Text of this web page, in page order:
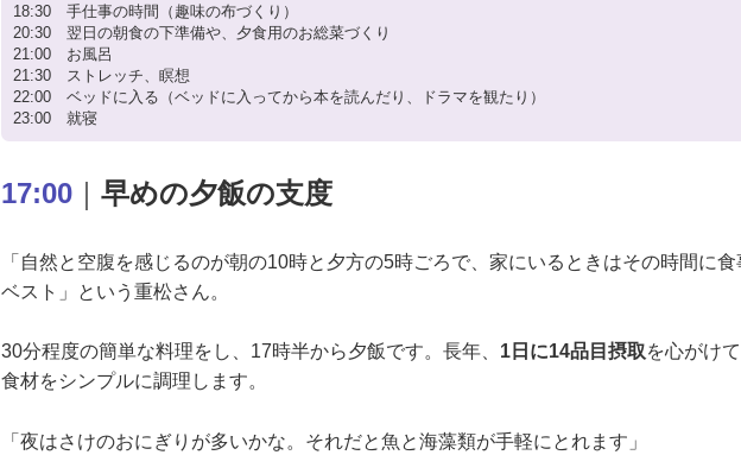
18:30 手仕事の時間（趣味の布づくり）
20:30 翌日の朝食の下準備や、夕食用のお総菜づくり
21:00 お風呂
21:30 ストレッチ、瞑想
22:00 ベッドに入る（ベッドに入ってから本を読んだり、ドラマを観たり）
23:00 就寝
17:00 早めの夕飯の支度
「自然と空腹を感じるのが朝の10時と夕方の5時ごろで、家にいるときはその時間に
ベスト」という重松さん。
30分程度の簡単な料理をし、17時半から夕飯です。長年、 1日に14品目摂取を心がけ
食材をシンプルに調理します。
「夜はさけのおにぎりが多いかな。それだと魚と海藻類が手軽にとれます」